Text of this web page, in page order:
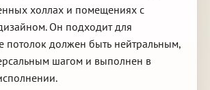
холлах и помещениях с
Он подходит для
потолок должен быть нейтральным,
шагом и выполнен в